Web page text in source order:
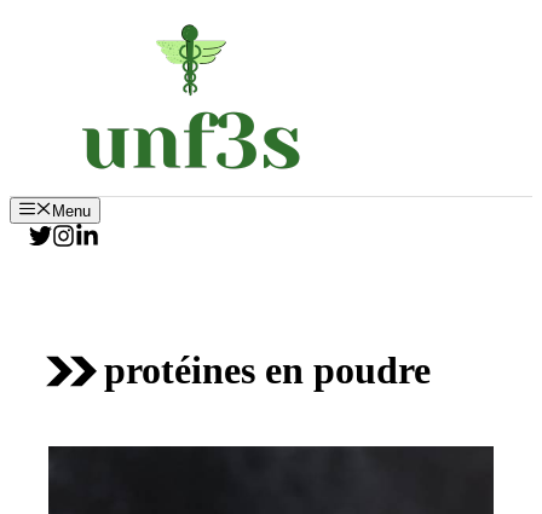
Menu
protéines en poudre